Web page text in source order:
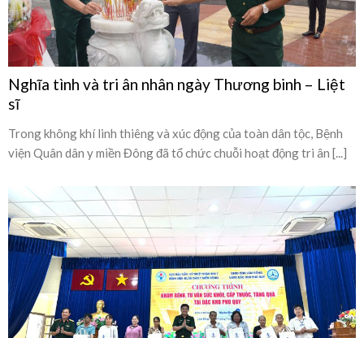
Nghĩa tình và tri ân nhân ngày Thương binh – Liệt
sĩ
Trong không khí linh thiêng và xúc động của toàn dân tộc, Bệnh
viện Quân dân y miền Đông đã tổ chức chuỗi hoạt động tri ân [...]
Hành trình mang nhân ái đến với đảo xa – Thắm đượm nghĩa tình Quân
Dân